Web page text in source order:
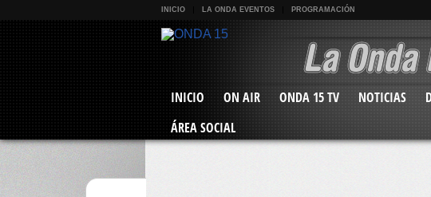
INICIO LA ONDA EVENTOS PROGRAMACIÓN
INICIO ON AIR ONDA 15 TV NOTICIAS
ÁREA SOCIAL